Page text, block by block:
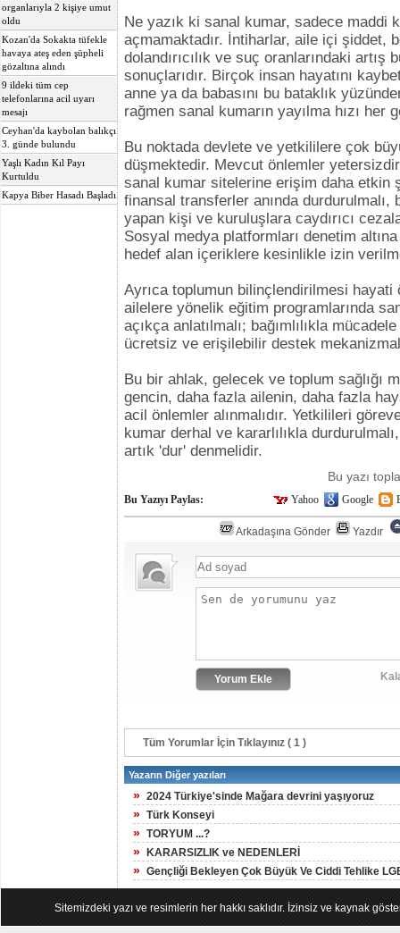
organlarıyla 2 kişiye umut
oldu
Kozan'da Sokakta tüfekle
havaya ateş eden şüpheli
gözaltına alındı
9 ildeki tüm cep
telefonlarına acil uyarı
mesajı
Ceyhan'da kaybolan balıkçı
3. günde bulundu
Yaşlı Kadın Kıl Payı
Kurtuldu
Kapya Biber Hasadı Başladı
Ne yazık ki sanal kumar, sadece maddi
açmamaktadır. İntiharlar, aile içi şiddet,
dolandırıcılık ve suç oranlarındaki artış
sonuçlarıdır. Birçok insan hayatını
anne ya da babasını bu bataklık
rağmen sanal kumarın yayılma hızı her
Bu noktada devlete ve yetkililere çok
düşmektedir. Mevcut önlemler
sanal kumar sitelerine erişim daha etkin
finansal transferler anında durdurulmalı,
yapan kişi ve kuruluşlara caydırıcı
Sosyal medya platformları denetim
hedef alan içeriklere kesinlikle izin
Ayrıca toplumun bilinçlendirilmesi hayati
ailelere yönelik eğitim programlarında
açıkça anlatılmalı; bağımlılıkla
ücretsiz ve erişilebilir destek
Bu bir ahlak, gelecek ve toplum sağlığı
gencin, daha fazla ailenin, daha fazla
acil önlemler alınmalıdır. Yetkilileri
kumar derhal ve kararlılıkla
artık 'dur' denmelidir.
Bu yazı
Bu Yazıyı Paylas: Yahoo Google
Arkadaşına Gönder Yazdır
Tüm Yorumlar İçin Tıklayınız ( 1 )
Yazarın Diğer yazıları
» 2024 Türkiye'sinde Mağara devrini yaşıyoruz
» Türk Konseyi
» TORYUM ...?
» KARARSIZLIK ve NEDENLERİ
» Gençliği Bekleyen Çok Büyük Ve Ciddi Tehlike
Sitemizdeki yazı ve resimlerin her hakkı saklıdır. İzinsiz ve kaynak